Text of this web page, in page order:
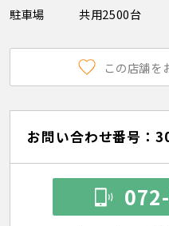
駐車場
共用2500台
この店舗を
お問い合わせ番号：